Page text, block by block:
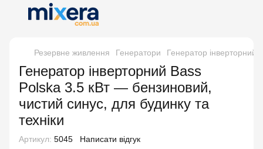
Резервне живлення Генератори Генератор інверторний
Генератор інверторний Bass
Polska 3.5 кВт — бензиновий,
чистий синус, для будинку та
техніки
Артикул: 5045 Написати відгук